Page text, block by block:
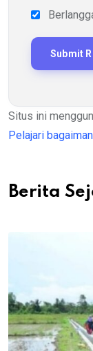
Situs ini
Pelajari
Berita